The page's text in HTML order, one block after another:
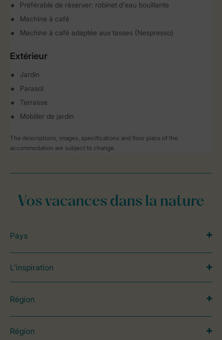
Préférable de réserver: robinet d'eau bouillante
Machine à café
Machine à café adaptée aux tasses (Nespresso)
Extérieur
Jardin
Parasol
Terrasse
Mobilier de jardin
The descriptions, images, specifications and floor plans of the
accommodation are subject to change.
Vos vacances dans la nature
Pays
L’inspiration
Région
Région